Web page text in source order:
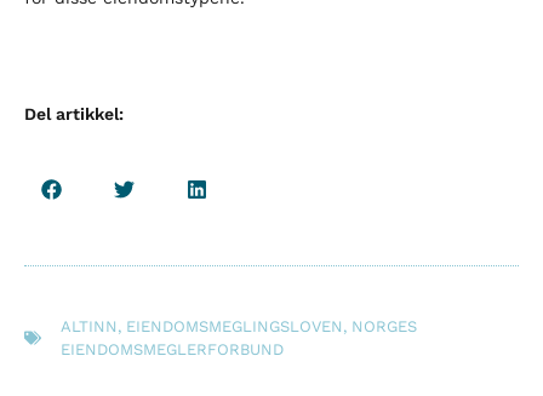
Del artikkel:
ALTINN , EIENDOMSMEGLINGSLOVEN , NORGES
EIENDOMSMEGLERFORBUND